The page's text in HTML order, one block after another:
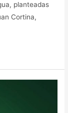
planteadas
Cortina,